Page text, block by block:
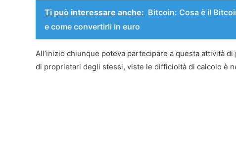
Ti può interessare anche: Bitcoin: Cosa è il
e come convertirli in euro
All’inizio chiunque poteva partecipare a questa attività
di proprietari degli stessi, viste le difficioltà di calcolo è